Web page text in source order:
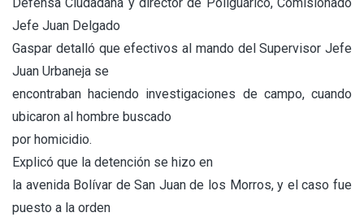
Jefe Juan Delgado
Gaspar detalló que efectivos al mando del Supervisor Jefe
Juan Urbaneja se
encontraban haciendo investigaciones de campo, cuando
ubicaron al hombre buscado
por homicidio.
Explicó que la detención se hizo en
la avenida Bolívar de San Juan de los Morros, y el caso fue
puesto a la orden